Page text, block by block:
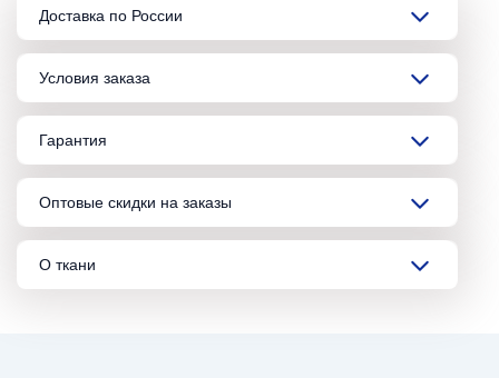
Доставка по России
Условия заказа
Гарантия
Оптовые скидки на заказы
О ткани